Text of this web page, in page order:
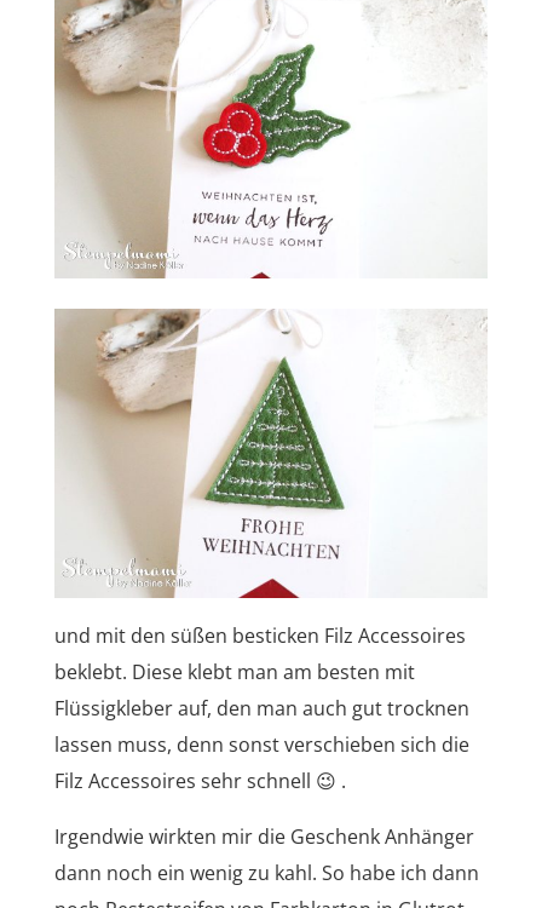
und mit den süßen besticken Filz Accessoires
beklebt. Diese klebt man am besten mit
Flüssigkleber auf, den man auch gut trocknen
lassen muss, denn sonst verschieben sich die
Filz Accessoires sehr schnell 😉 .
Irgendwie wirkten mir die Geschenk Anhänger
dann noch ein wenig zu kahl. So habe ich dann